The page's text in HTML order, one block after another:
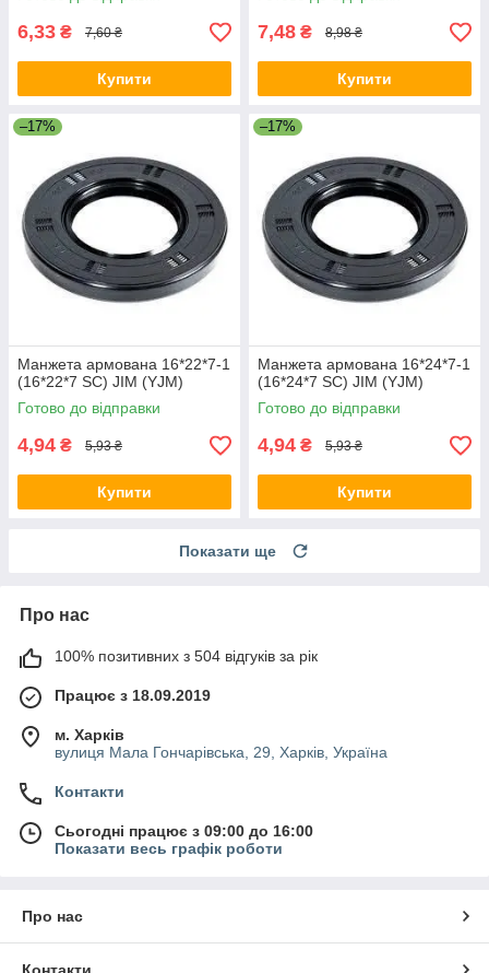
6,33 ₴ 7,60 ₴
Купити
7,48 ₴ 8,98 ₴
Купити
–17%
Манжета армована 16*22*7-1
(16*22*7 SC) JIM (YJM)
Готово до відправки
4,94 ₴ 5,93 ₴
Купити
–17%
Манжета армована 16*24*7-1
(16*24*7 SC) JIM (YJM)
Готово до відправки
4,94 ₴ 5,93 ₴
Купити
Показати ще
Про нас
100% позитивних з 504 відгуків за рік
Працює з 18.09.2019
м. Харків
вулиця Мала Гончарівська, 29, Харків, Україна
Контакти
Сьогодні працює з 09:00 до 16:00
Показати весь графік роботи
Про нас